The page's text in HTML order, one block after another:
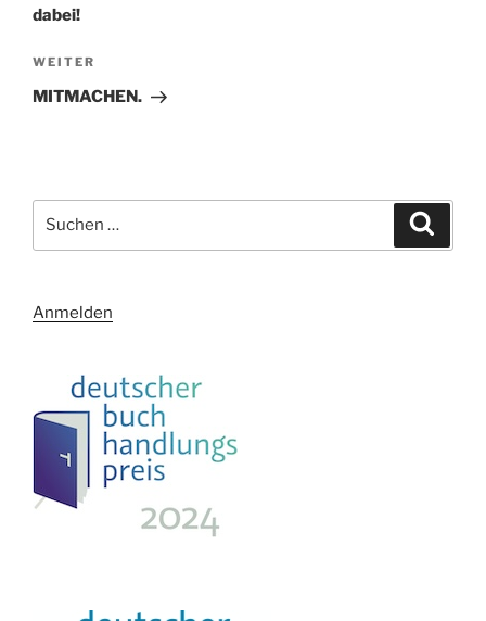
dabei!
Nächster
Beitrag
WEITER
MITMACHEN.
nach:
Anmelden